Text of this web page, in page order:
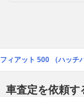
フィアット 500 （ハッチ
車査定を依頼す